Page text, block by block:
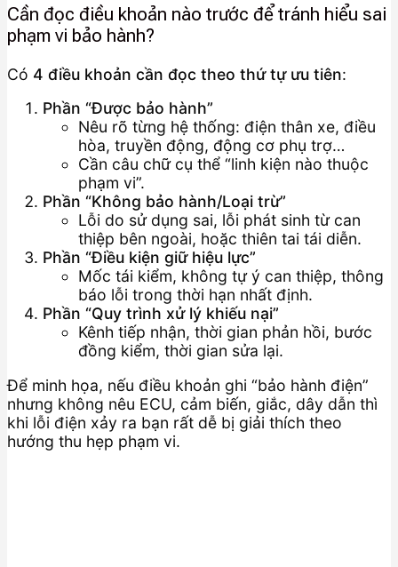
Cần đọc điều khoản nào trước để tránh hiểu sai
phạm vi bảo hành?
Có 4 điều khoản cần đọc theo thứ tự ưu tiên:
Phần “Được bảo hành”
Nêu rõ từng hệ thống: điện thân xe, điều
hòa, truyền động, động cơ phụ trợ…
Cần câu chữ cụ thể “linh kiện nào thuộc
phạm vi”.
Phần “Không bảo hành/Loại trừ”
Lỗi do sử dụng sai, lỗi phát sinh từ can
thiệp bên ngoài, hoặc thiên tai tái diễn.
Phần “Điều kiện giữ hiệu lực”
Mốc tái kiểm, không tự ý can thiệp, thông
báo lỗi trong thời hạn nhất định.
Phần “Quy trình xử lý khiếu nại”
Kênh tiếp nhận, thời gian phản hồi, bước
đồng kiểm, thời gian sửa lại.
Để minh họa, nếu điều khoản ghi “bảo hành điện”
nhưng không nêu ECU, cảm biến, giắc, dây dẫn thì
khi lỗi điện xảy ra bạn rất dễ bị giải thích theo
hướng thu hẹp phạm vi.